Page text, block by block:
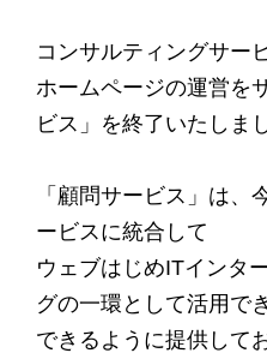
コンサルティングサー
ホームページの運営を
ビス」を終了いたしま
「顧問サービス」は、
ービスに統合して
ウェブはじめITインタ
グの一環として活用で
できるように提供して